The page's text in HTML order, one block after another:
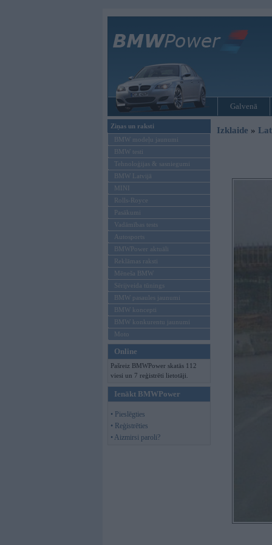
Galvenā
Ziņas un raksti
BMW modeļu jaunumi
BMW testi
Tehnoloģijas & sasniegumi
BMW Latvijā
MINI
Rolls-Royce
Pasākumi
Vadāmības tests
Autosports
BMWPower aktuāli
Reklāmas raksti
Mēneša BMW
Sērijveida tūnings
BMW pasaules jaunumi
BMW koncepti
BMW konkurentu jaunumi
Moto
Online
Pašreiz BMWPower skatās 112
viesi un 7 reģistrēti lietotāji.
Ienākt BMWPower
• Pieslēgties
• Reģistrēties
• Aizmirsi paroli?
Izklaide »